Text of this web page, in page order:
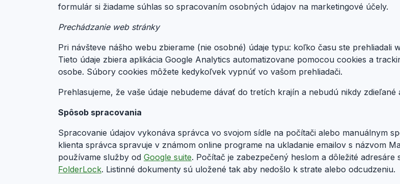
formulár si žiadame súhlas so spracovaním osobných údajov na marketingové účely.
Prechádzanie web stránky
Pri návšteve nášho webu zbierame (nie osobné) údaje typu: koľko času ste prehliadali
Tieto údaje zbiera aplikácia Google Analytics automatizovane pomocou cookies a
osobe. Súbory cookies môžete kedykoľvek vypnúť vo vašom prehliadači.
Prehlasujeme, že vaše údaje nebudeme dávať do tretích krajín a nebudú nikdy
Spôsob spracovania
Spracovanie údajov vykonáva správca vo svojom sídle na počítači alebo manuálnym
klienta správca spravuje v známom online programe na ukladanie emailov s názvom
používame služby od Google suite. Počítač je zabezpečený heslom a dôležité
FolderLock. Listinné dokumenty sú uložené tak aby nedošlo k strate alebo odcudzeniu.